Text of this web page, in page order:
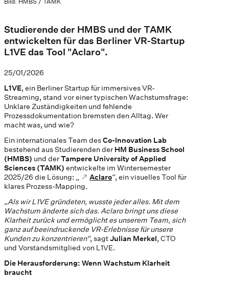
Studierende der HMBS und der TAMK
entwickelten für das Berliner VR-Startup
L1VE das Tool "Aclaro".
25/01/2026
L1VE, ein Berliner Startup für immersives VR-
Streaming, stand vor einer typischen Wachstumsfrage:
Unklare Zuständigkeiten und fehlende
Prozessdokumentation bremsten den Alltag. Wer
macht was, und wie?
Ein internationales Team desCo-Innovation Lab
bestehend aus Studierenden derHM Business School
(HMBS) und derTampere University of Applied
Sciences (TAMK) entwickelte im Wintersemester
2025/26 die Lösung: „
Aclaro“, ein visuelles Tool für
klares Prozess-Mapping.
„Als wir L1VE gründeten, wusste jeder alles. Mit dem
Wachstum änderte sich das. Aclaro bringt uns diese
Klarheit zurück und ermöglicht es unserem Team, sich
ganz auf beeindruckende VR-Erlebnisse für unsere
Kunden zu konzentrieren“, sagtJulian Merkel, CTO
und Vorstandsmitglied von L1VE.
Die Herausforderung: Wenn Wachstum Klarheit
braucht